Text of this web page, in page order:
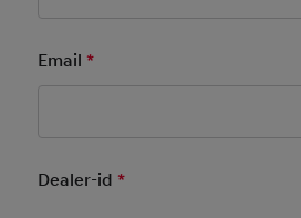
Email*
Dealer-id*